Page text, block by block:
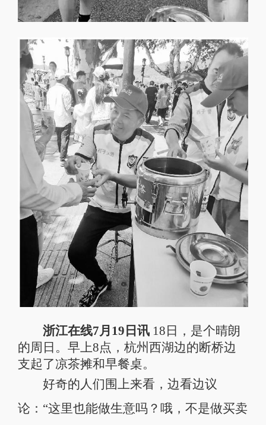
浙江在线7月19日讯18日，是个晴朗
的周日。早上8点，杭州西湖边的断桥边
支起了凉茶摊和早餐桌。
好奇的人们围上来看，边看边议
论：“这里也能做生意吗？哦，不是做买卖